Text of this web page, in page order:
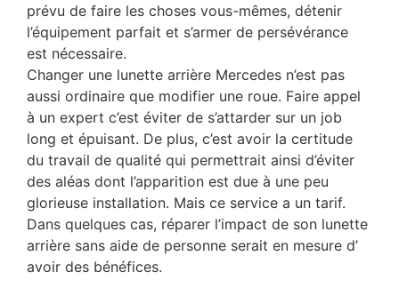
prévu de faire les choses vous-mêmes, détenir
l’équipement parfait et s’armer de persévérance
est nécessaire.
Changer une lunette arrière Mercedes n’est pas
aussi ordinaire que modifier une roue. Faire appel
à un expert c’est éviter de s’attarder sur un job
long et épuisant. De plus, c’est avoir la certitude
du travail de qualité qui permettrait ainsi d’éviter
des aléas dont l’apparition est due à une peu
glorieuse installation. Mais ce service a un tarif.
Dans quelques cas, réparer l’impact de son lunette
arrière sans aide de personne serait en mesure d’
avoir des bénéfices.